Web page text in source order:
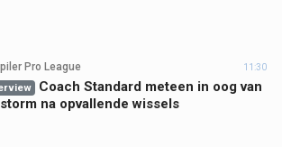
Pro League 11:30
Coach Standard meteen in oog van
na opvallende wissels